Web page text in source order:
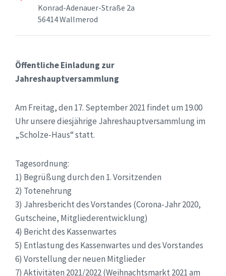
Konrad-Adenauer-Straße 2a
56414 Wallmerod
Öffentliche Einladung zur
Jahreshauptversammlung
Am Freitag, den 17. September 2021 findet um 19.00
Uhr unsere diesjährige Jahreshauptversammlung im
„Scholze-Haus“ statt.
Tagesordnung:
1) Begrüßung durch den 1. Vorsitzenden
2) Totenehrung
3) Jahresbericht des Vorstandes (Corona-Jahr 2020,
Gutscheine, Mitgliederentwicklung)
4) Bericht des Kassenwartes
5) Entlastung des Kassenwartes und des Vorstandes
6) Vorstellung der neuen Mitglieder
7) Aktivitäten 2021/2022 (Weihnachtsmarkt 2021 am